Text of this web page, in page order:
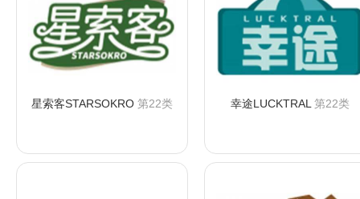
星索客STARSOKRO 第22类 幸途LUCKTRAL 第22类